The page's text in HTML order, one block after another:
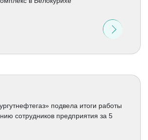
подвела итоги работы
сотрудников предприятия за 5